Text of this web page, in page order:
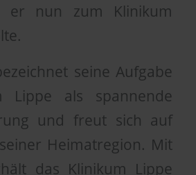
er nun zum Klinikum
seine Aufgabe
Lippe als spannende
und freut sich auf
Heimatregion. Mit
das Klinikum Lippe